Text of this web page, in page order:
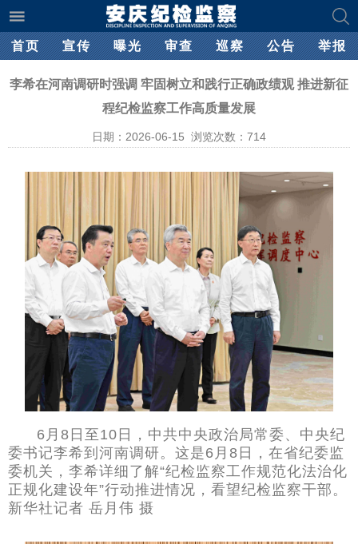
首页 宣传 曝光 审查 巡察 公告 举报
李希在河南调研时强调 牢固树立和践行正确政绩观 推进新征
程纪检监察工作高质量发展
日期：2026-06-15 浏览次数： 714
6月8日至10日，中共中央政治局常委、中央纪
委书记李希到河南调研。这是6月8日，在省纪委监
委机关，李希详细了解“纪检监察工作规范化法治化
正规化建设年”行动推进情况，看望纪检监察干部。
新华社记者 岳月伟 摄